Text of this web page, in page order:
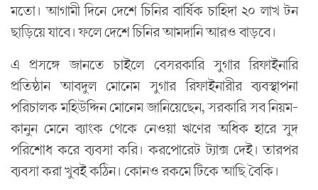
মতো। আগামী দিনে দেশে চিনির বার্ষিক চাহিদা ২০ লাখ টন
ছাড়িয়ে যাবে। ফলে দেশে চিনির আমদানি আরও বাড়বে।
এ প্রসঙ্গে জানতে চাইলে বেসরকারি সুগার রিফাইনারি
প্রতিষ্ঠান আবদুল মোনেম সুগার রিফাইনারীর ব্যবস্থাপনা
পরিচালক মহিউদ্দিন মোনেম জানিয়েছেন, সরকারি সব নিয়ম-
কানুন মেনে ব্যাংক থেকে নেওয়া ঋণের অধিক হারে সুদ
পরিশোধ করে ব্যবসা করি। করপোরেট ট্যাক্স দেই। তারপর
ব্যবসা করা খুবই কঠিন। কোনও রকমে টিকে আছি বৈকি।